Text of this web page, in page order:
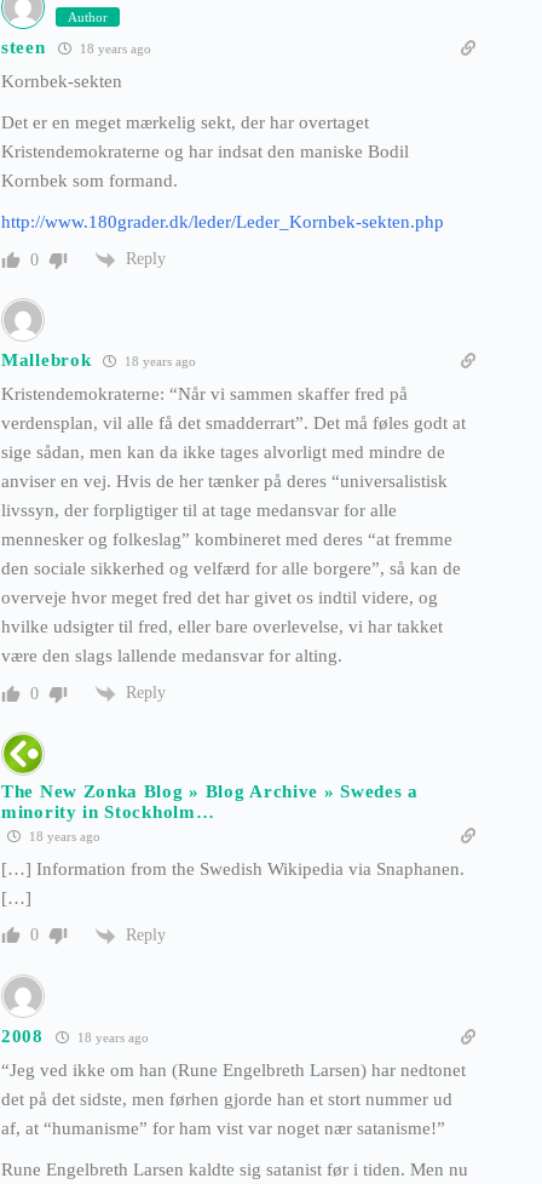
Author
steen 18 years ago
Kornbek-sekten
Det er en meget mærkelig sekt, der har overtaget
Kristendemokraterne og har indsat den maniske Bodil
Kornbek som formand.
http://www.180grader.dk/leder/Leder_Kornbek-sekten.php
0 Reply
Mallebrok 18 years ago
Kristendemokraterne: “Når vi sammen skaffer fred på
verdensplan, vil alle få det smadderrart”. Det må føles godt at
sige sådan, men kan da ikke tages alvorligt med mindre de
anviser en vej. Hvis de her tænker på deres “universalistisk
livssyn, der forpligtiger til at tage medansvar for alle
mennesker og folkeslag” kombineret med deres “at fremme
den sociale sikkerhed og velfærd for alle borgere”, så kan de
overveje hvor meget fred det har givet os indtil videre, og
hvilke udsigter til fred, eller bare overlevelse, vi har takket
være den slags lallende medansvar for alting.
0 Reply
The New Zonka Blog » Blog Archive » Swedes a
minority in Stockholm…
18 years ago
[…] Information from the Swedish Wikipedia via Snaphanen.
[…]
0 Reply
2008 18 years ago
“Jeg ved ikke om han (Rune Engelbreth Larsen) har nedtonet
det på det sidste, men førhen gjorde han et stort nummer ud
af, at “humanisme” for ham vist var noget nær satanisme!”
Rune Engelbreth Larsen kaldte sig satanist før i tiden. Men nu